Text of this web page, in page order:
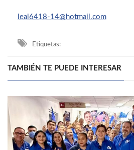
leal6418-14@hotmail.com
Etiquetas:
TAMBIÉN TE PUEDE INTERESAR